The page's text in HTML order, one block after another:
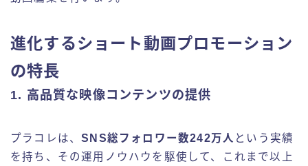
進化するショート動画プロモーション
の特長
1. 高品質な映像コンテンツの提供
プラコレは、SNS総フォロワー数242万人 という実績
を持ち、その運用ノウハウを駆使して、これまで以上